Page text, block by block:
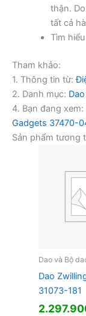
thận.
tất cả
Tìm
Tham khảo:
1. Thông tin từ:
2. Danh mục:
4. Bạn đang xem:
Gadgets 37470-
Sản phẩm tương
Dao và Bộ
Dao
31073-181